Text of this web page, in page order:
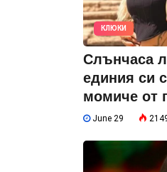
КЛЮКИ
Слънчаса
единия си
момиче от
June 29